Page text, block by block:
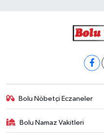
Bolu Nöbetçi Eczaneler
Bolu Namaz Vakitleri